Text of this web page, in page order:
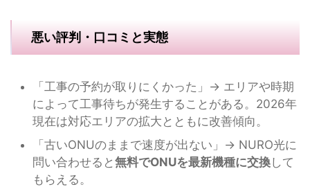
悪い評判・口コミと実態
「工事の予約が取りにくかった」→ エリアや時期
によって工事待ちが発生することがある。2026年
現在は対応エリアの拡大とともに改善傾向。
「古いONUのままで速度が出ない」→ NURO光に
問い合わせると 無料でONUを最新機種に交換して
もらえる。